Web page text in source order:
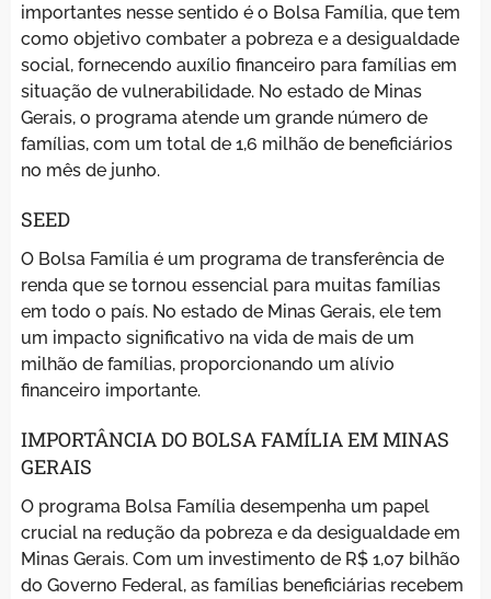
importantes nesse sentido é o Bolsa Família, que tem
como objetivo combater a pobreza e a desigualdade
social, fornecendo auxílio financeiro para famílias em
situação de vulnerabilidade. No estado de Minas
Gerais, o programa atende um grande número de
famílias, com um total de 1,6 milhão de beneficiários
no mês de junho.
SEED
O Bolsa Família é um programa de transferência de
renda que se tornou essencial para muitas famílias
em todo o país. No estado de Minas Gerais, ele tem
um impacto significativo na vida de mais de um
milhão de famílias, proporcionando um alívio
financeiro importante.
IMPORTÂNCIA DO BOLSA FAMÍLIA EM MINAS
GERAIS
O programa Bolsa Família desempenha um papel
crucial na redução da pobreza e da desigualdade em
Minas Gerais. Com um investimento de R$ 1,07 bilhão
do Governo Federal, as famílias beneficiárias recebem